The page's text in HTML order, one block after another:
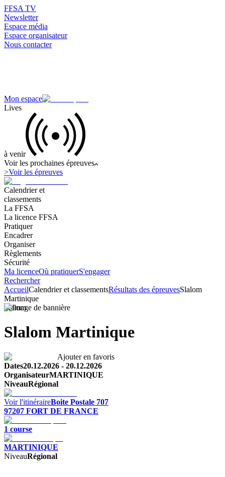
FFSA TV
Newsletter
Espace média
Espace organisateur
Nous contacter
Mon espace
Lives
à venir
Voir les prochaines épreuves
>Voir les épreuves
Calendrier et
classements
La FFSA
La licence FFSA
Pratiquer
Encadrer
Organiser
Règlements
Sécurité
Ma licenceOù pratiquerS'engager
Rechercher
AccueilCalendrier et classementsRésultats des épreuvesSlalom
Martinique
Slalom
Slalom Martinique
Ajouter en favoris
Dates20.12.2026 - 20.12.2026
OrganisateurMARTINIQUE
NiveauRégional
Voir l'itinéraireBoite Postale 707
97207 FORT DE FRANCE
1 course
MARTINIQUE
NiveauRégional